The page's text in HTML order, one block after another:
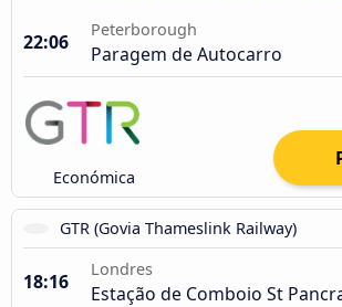
22:06
Peterborough
Paragem de Autocarro
Económica
GTR (Govia Thameslink Railway)
18:16
Londres
Estação de Comboio St